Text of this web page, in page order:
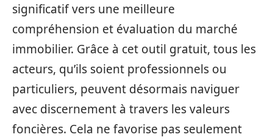
significatif vers une meilleure
compréhension et évaluation du marché
immobilier. Grâce à cet outil gratuit, tous les
acteurs, qu’ils soient professionnels ou
particuliers, peuvent désormais naviguer
avec discernement à travers les valeurs
foncières. Cela ne favorise pas seulement